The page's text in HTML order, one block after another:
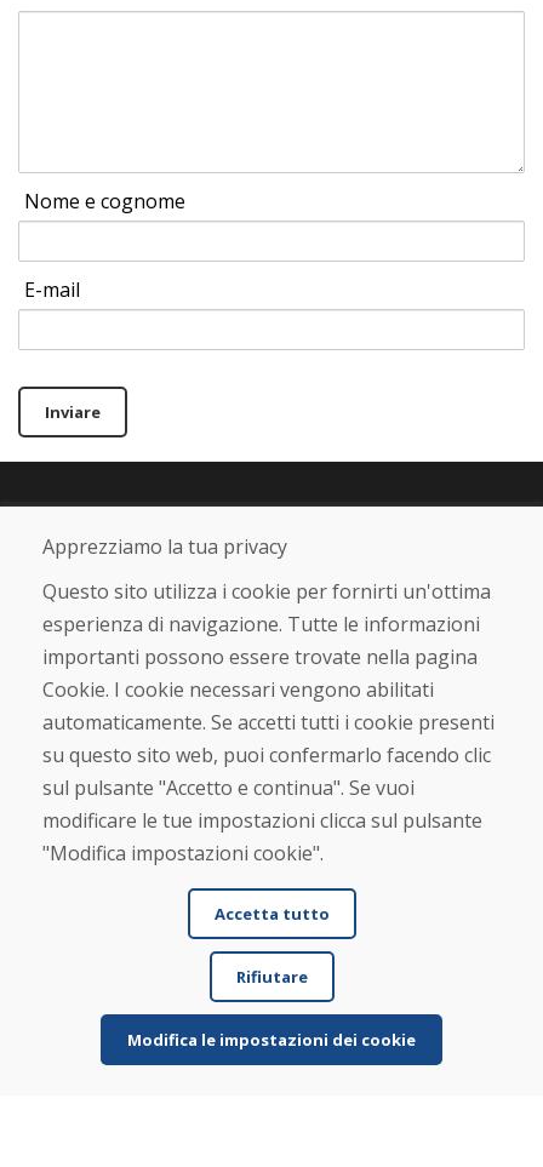
Nome e cognome
E-mail
Inviare
Linea di assistenza
+421 919 282 306
Chi siamo
Chi siamo
Negozio
Contatto
Acquistare
Negozio online
Spedizione e pagamento
Rimostranza
Reso e cambio merce
Protezione dei dati personali
Verificato dai clienti
Apprezziamo la tua privacy
Questo sito utilizza i cookie per fornirti un'ottima
esperienza di navigazione. Tutte le informazioni
importanti possono essere trovate nella pagina
Cookie. I cookie necessari vengono abilitati
automaticamente. Se accetti tutti i cookie presenti
su questo sito web, puoi confermarlo facendo clic
sul pulsante "Accetto e continua". Se vuoi
modificare le tue impostazioni clicca sul pulsante
"Modifica impostazioni cookie".
Accetta tutto
Rifiutare
Modifica le impostazioni dei cookie